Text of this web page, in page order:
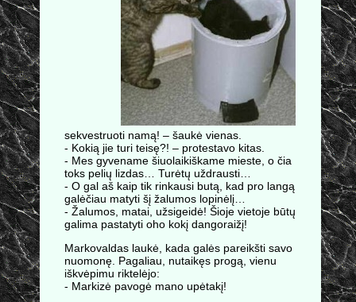
sekvestruoti namą! – šaukė vienas.
- Kokią jie turi teisę?! – protestavo kitas.
- Mes gyvename šiuolaikiškame mieste, o čia
toks pelių lizdas… Turėtų uždrausti…
- O gal aš kaip tik rinkausi butą, kad pro langą
galėčiau matyti šį žalumos lopinėlį…
- Žalumos, matai, užsigeidė! Šioje vietoje būtų
galima pastatyti oho kokį dangoraižį!
Markovaldas laukė, kada galės pareikšti savo
nuomonę. Pagaliau, nutaikęs progą, vienu
iškvėpimu riktelėjo:
- Markizė pavogė mano upėtakį!